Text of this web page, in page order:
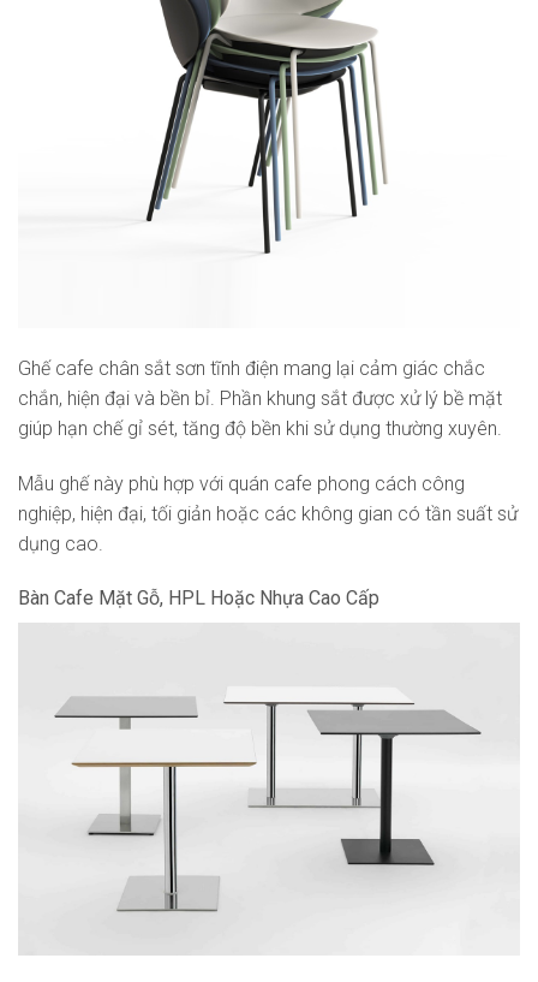
Ghế cafe chân sắt sơn tĩnh điện mang lại cảm giác chắc
chắn, hiện đại và bền bỉ. Phần khung sắt được xử lý bề mặt
giúp hạn chế gỉ sét, tăng độ bền khi sử dụng thường xuyên.
Mẫu ghế này phù hợp với quán cafe phong cách công
nghiệp, hiện đại, tối giản hoặc các không gian có tần suất sử
dụng cao.
Bàn Cafe Mặt Gỗ, HPL Hoặc Nhựa Cao Cấp